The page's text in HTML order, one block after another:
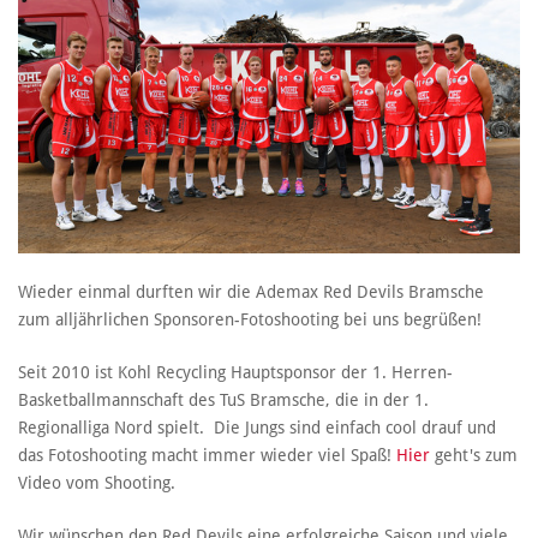
Wieder einmal durften wir die Ademax Red Devils Bramsche
zum alljährlichen Sponsoren-Fotoshooting bei uns begrüßen!
Seit 2010 ist Kohl Recycling Hauptsponsor der 1. Herren-
Basketballmannschaft des TuS Bramsche, die in der 1.
Regionalliga Nord spielt. Die Jungs sind einfach cool drauf und
das Fotoshooting macht immer wieder viel Spaß! Hier geht's zum
Video vom Shooting.